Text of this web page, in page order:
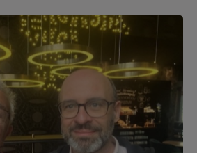
Meurice